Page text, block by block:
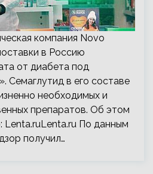
компания Novo
в Россию
от диабета под
Семаглутид в его составе
необходимых и
препаратов. Об этом
По данным
получил…